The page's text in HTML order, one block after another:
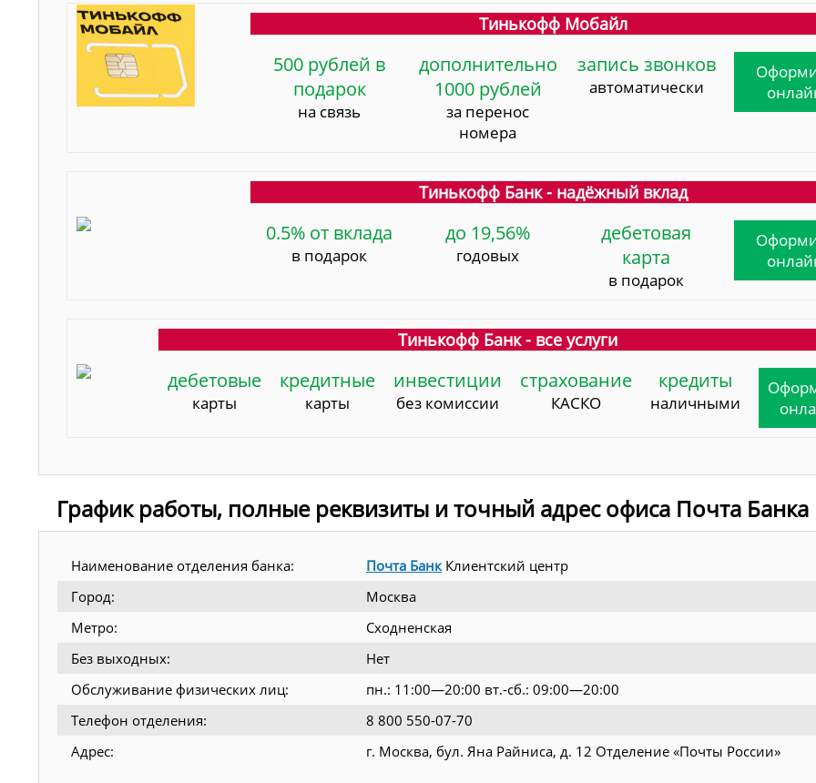
Тинькофф Мобайл
500 рублей в
подарок
на связь
дополнительно
1000 рублей
за перенос
номера
запись звонков
автоматически
Тинькофф Банк - надёжный вклад
0.5% от вклада
в подарок
до 19,56%
годовых
дебетовая
карта
в подарок
Тинькофф Банк - все услуги
дебетовые
карты
кредитные
карты
инвестиции
без комиссии
страхование
КАСКО
кредиты
наличными
График работы, полные реквизиты и точный адрес офиса Почта Банка
Наименование отделения банка: Почта Банк Клиентский центр
Город:
Москва
Метро:
Сходненская
Без выходных:
Нет
Обслуживание физических лиц:
пн.: 11:00—20:00 вт.-сб.: 09:00—20:00
Телефон отделения:
8 800 550-07-70
Адрес:
г. Москва, бул. Яна Райниса, д. 12 Отделение «Почты России»